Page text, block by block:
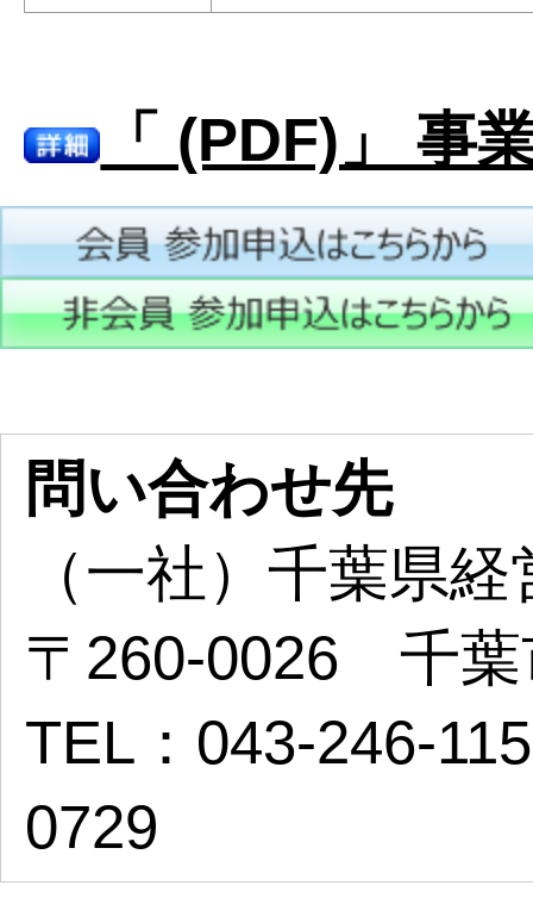
「 (PDF)」 事
問い合わせ先
（一社）千葉県
〒260-0026 千
TEL：043-246-
0729